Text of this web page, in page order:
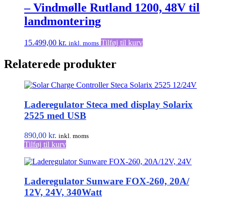
– Vindmølle Rutland 1200, 48V til
landmontering
15.499,00 kr. inkl. moms Tilføj til kurv
Relaterede produkter
Laderegulator Steca med display Solarix
2525 med USB
890,00 kr. inkl. moms
Tilføj til kurv
Laderegulator Sunware FOX-260, 20A/
12V, 24V, 340Watt